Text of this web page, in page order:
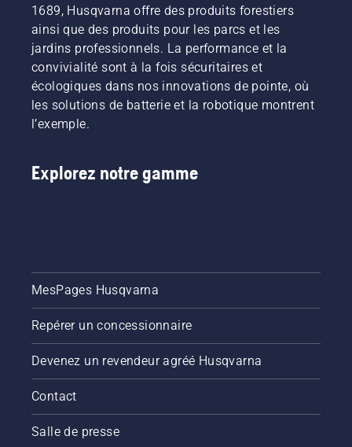
1689, Husqvarna offre des produits forestiers
ainsi que des produits pour les parcs et les
jardins professionnels. La performance et la
convivialité sont à la fois sécuritaires et
écologiques dans nos innovations de pointe, où
les solutions de batterie et la robotique montrent
l’exemple.
Explorez notre gamme
MesPages Husqvarna
Repérer un concessionnaire
Devenez un revendeur agréé Husqvarna
Contact
Salle de presse